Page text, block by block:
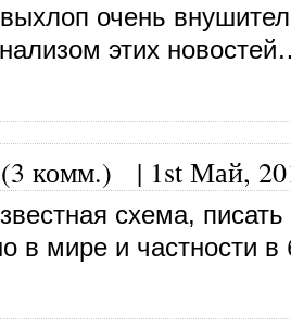
выхлоп очень
этих
комм.) | 1st Май,
схема,
в мире и частности в